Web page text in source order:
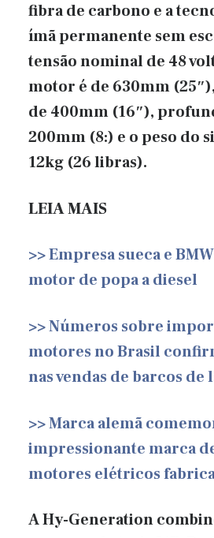
fibra de carbono e a
ímã permanente sem
tensão nominal de 48
motor é de 630mm
de 400mm (16″),
200mm (8:) e o peso do
12kg (26 libras).
LEIA MAIS
>> Empresa sueca e
motor de popa a diesel
>> Números sobre
motores no Brasil
nas vendas de barcos de
>> Marca alemã
impressionante marca
motores elétricos
A Hy-Generation